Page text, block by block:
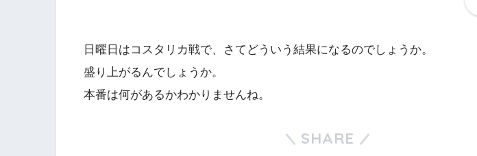
日曜日はコスタリカ戦で、さてどういう結果になるのでしょうか。
盛り上がるんでしょうか。
本番は何があるかわかりませんね。
SHARE